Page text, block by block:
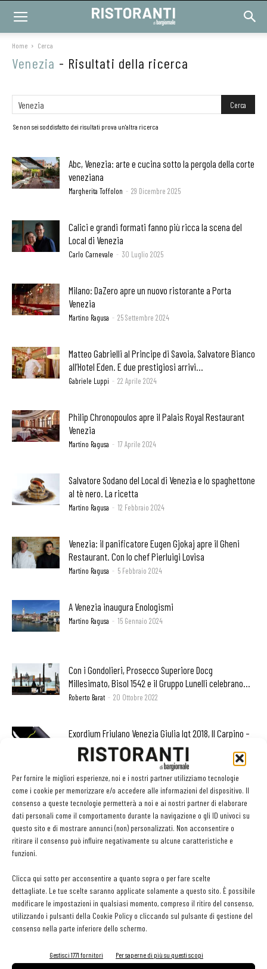
Per fornire le migliori esperienze, noi e i nostri partner utilizziamo tecnologie
come i cookie per memorizzare e/o accedere alle informazioni del dispositivo. Il
consenso a queste tecnologie permetterà a noi e ai nostri partner di elaborare
dati personali come il comportamento durante la navigazione o gli ID univoci su
questo sito e di mostrare annunci (non) personalizzati. Non acconsentire o
ritirare il consenso può influire negativamente su alcune caratteristiche e
funzioni.
Clicca qui sotto per acconsentire a quanto sopra o per fare scelte
dettagliate. Le tue scelte saranno applicate solamente a questo sito. È possibile
modificare le impostazioni in qualsiasi momento, compreso il ritiro del consenso,
utilizzando i pulsanti della Cookie Policy o cliccando sul pulsante di gestione del
consenso nella parte inferiore dello schermo.
Gestisci 1771 fornitori Per saperne di più su questi scopi
Home Cerca
Venezia - Risultati della ricerca
Se non sei soddisfatto dei risultati prova un'altra ricerca
Abc, Venezia: arte e cucina sotto la pergola della corte
veneziana
Margherita Toffolon - 29 Dicembre 2025
Calici e grandi formati fanno più ricca la scena del
Local di Venezia
Carlo Carnevale - 30 Luglio 2025
Milano: DaZero apre un nuovo ristorante a Porta
Venezia
Martino Ragusa - 25 Settembre 2024
Matteo Gabrielli al Principe di Savoia, Salvatore Bianco
all’Hotel Eden. E due prestigiosi arrivi...
Gabriele Luppi - 22 Aprile 2024
Philip Chronopoulos apre il Palais Royal Restaurant
Venezia
Martino Ragusa - 17 Aprile 2024
Salvatore Sodano del Local di Venezia e lo spaghettone
al tè nero. La ricetta
Martino Ragusa - 12 Febbraio 2024
Venezia: il panificatore Eugen Gjokaj apre il Gheni
Restaurant. Con lo chef Pierluigi Lovisa
Martino Ragusa - 5 Febbraio 2024
A Venezia inaugura Enologismi
Martino Ragusa - 15 Gennaio 2024
Con i Gondolieri, Prosecco Superiore Docg
Millesimato, Bisol 1542 e il Gruppo Lunelli celebrano...
Roberto Barat - 20 Ottobre 2022
Exordium Friulano Venezia Giulia Igt 2018, Il Carpino –
San Floriano del Collio...
Roberto Barat 10 Ottobre 2022
Serious Red, Refosco Venezia Giulia Igt 2019, Villa Job
– Zugliano (Ud)
Roberto Barat 9 Giugno 2022
Hotel Fasano e a Palazzo...
Simone Zeni 28 Marzo 2022